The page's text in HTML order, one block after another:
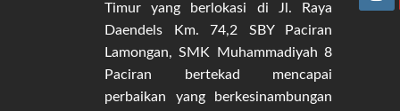
Timur yang berlokasi di Jl. Raya
Daendels Km. 74,2 SBY Paciran
Lamongan, SMK Muhammadiyah 8
Paciran bertekad mencapai
perbaikan yang berkesinambungan